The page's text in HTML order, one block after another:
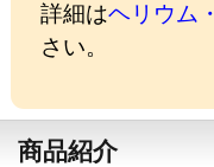
詳細はヘリウム
さい。
商品紹介